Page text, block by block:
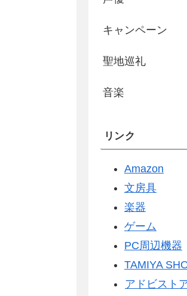
キャンペーン
聖地巡礼
音楽
リンク
Amazon
文房具
楽器
ゲーム
PC周辺機器
TAMIYA
アドビスト